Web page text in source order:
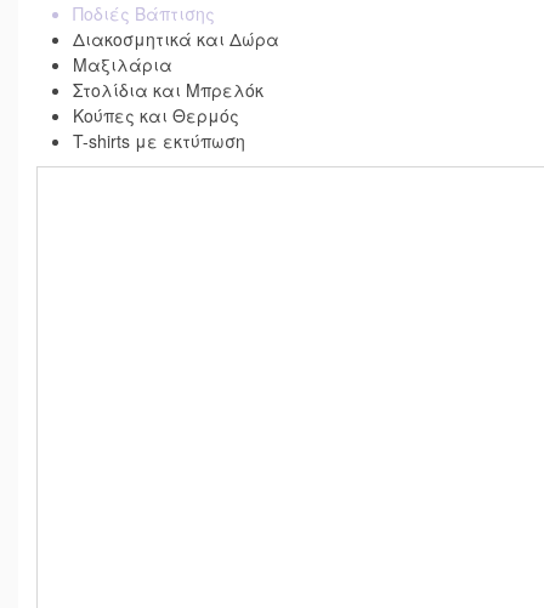
Ποδιές Βάπτισης
Διακοσμητικά και Δώρα
Μαξιλάρια
Στολίδια και Μπρελόκ
Κούπες και Θερμός
T-shirts με εκτύπωση